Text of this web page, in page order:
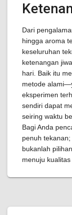
Dari
hingga aroma
keseluruhan
ketenangan
hari. Baik itu
metode
eksperimen
sendiri dapat
seiring waktu
Bagi Anda
penuh
bukanlah
menuju